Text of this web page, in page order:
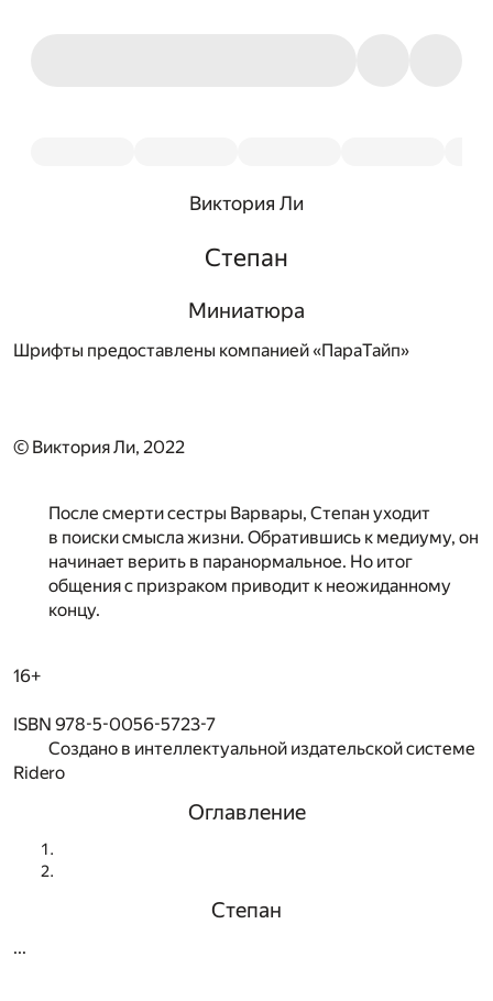
Виктория Ли
Степан
Миниатюра
Шрифты предоставлены компанией «ПараТайп»
© Виктория Ли, 2022
После смерти сестры Варвары, Степан уходит
в поиски смысла жизни. Обратившись к медиуму, он
начинает верить в паранормальное. Но итог
общения с призраком приводит к неожиданному
концу.
16+
ISBN 978-5-0056-5723-7
Создано в интеллектуальной издательской системе
Ridero
Оглавление
Степан
...